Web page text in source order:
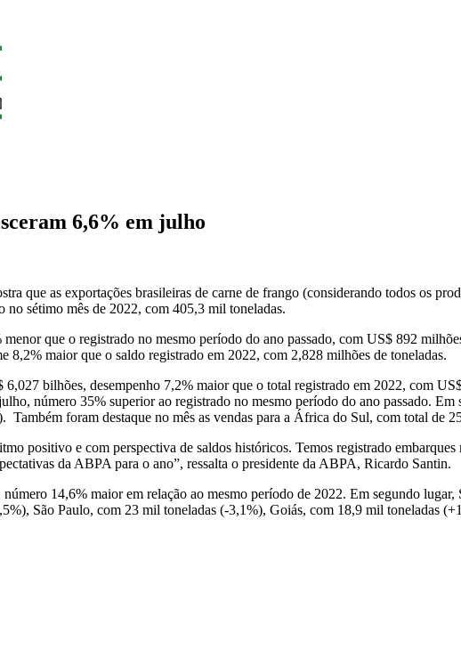
6,6% em julho
que as exportações brasileiras de carne de frango (considerando todos os
sétimo mês de 2022, com 405,3 mil toneladas.
que o registrado no mesmo período do ano passado, com US$ 892
8,2% maior que o saldo registrado em 2022, com 2,828 milhões de toneladas.
6,027 bilhões, desempenho 7,2% maior que o total registrado em 2022, com
número 35% superior ao registrado no mesmo período do ano passado.
foram destaque no mês as vendas para a África do Sul, com total de
positivo e com perspectiva de saldos históricos. Temos registrado
da ABPA para o ano”, ressalta o presidente da ABPA, Ricardo Santin.
14,6% maior em relação ao mesmo período de 2022. Em segundo
São Paulo, com 23 mil toneladas (-3,1%), Goiás, com 18,9 mil toneladas